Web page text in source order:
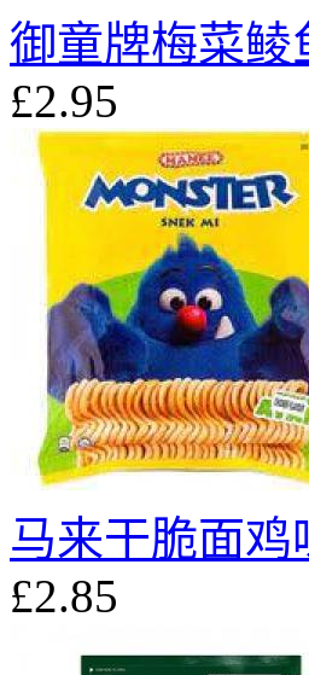
御童牌梅菜鲮
£2.95
马来干脆面鸡
£2.85